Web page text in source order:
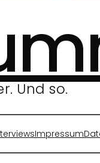
Und so.
Impressum